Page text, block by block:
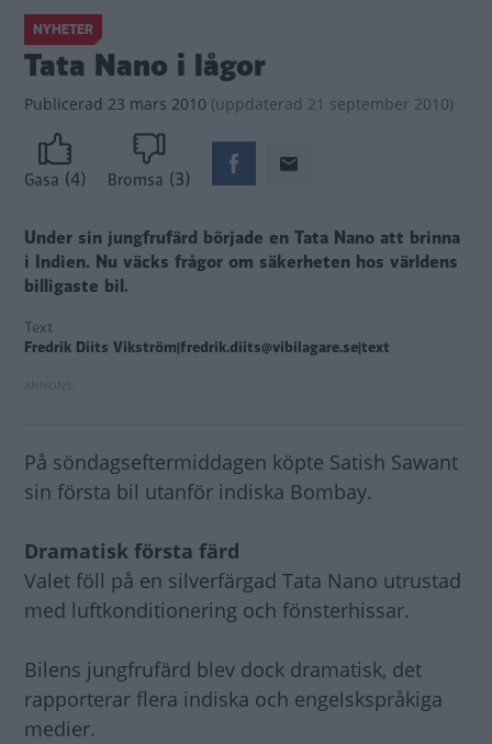
NYHETER
Tata Nano i lågor
Publicerad 23 mars 2010 (uppdaterad 21 september 2010)
Gasa (4) Bromsa (3)
Under sin jungfrufärd började en Tata Nano att brinna
i Indien. Nu väcks frågor om säkerheten hos världens
billigaste bil.
Text
Fredrik Diits Vikström|fredrik.diits@vibilagare.se|text
På söndagseftermiddagen köpte Satish Sawant
sin första bil utanför indiska Bombay.
Dramatisk första färd
Valet föll på en silverfärgad Tata Nano utrustad
med luftkonditionering och fönsterhissar.
Bilens jungfrufärd blev dock dramatisk, det
rapporterar flera indiska och engelskspråkiga
medier.